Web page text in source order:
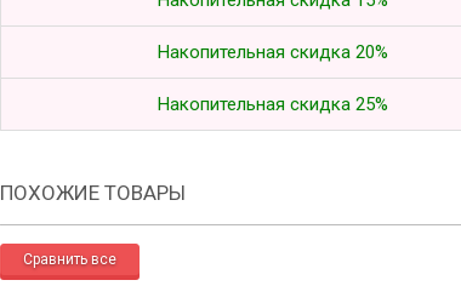
Накопительная скидка 20%
Накопительная скидка 25%
ПОХОЖИЕ ТОВАРЫ